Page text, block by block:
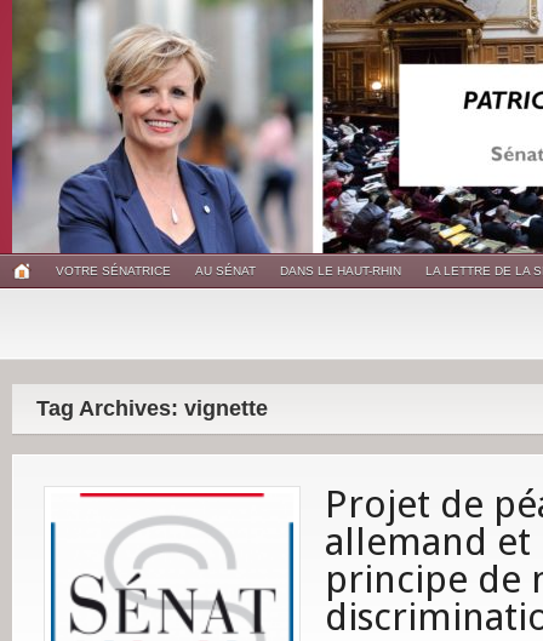
VOTRE SÉNATRICE AU SÉNAT DANS LE HAUT-RHIN LA LETTRE DE LA
Tag Archives: vignette
Projet de
allemand et
principe de